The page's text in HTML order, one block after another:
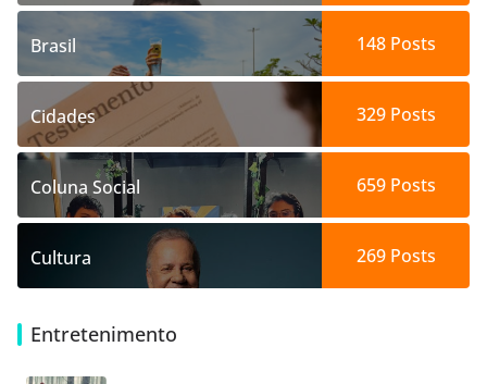
Brasil 148Posts
Cidades 329Posts
Coluna Social 659Posts
Cultura 269Posts
Entretenimento